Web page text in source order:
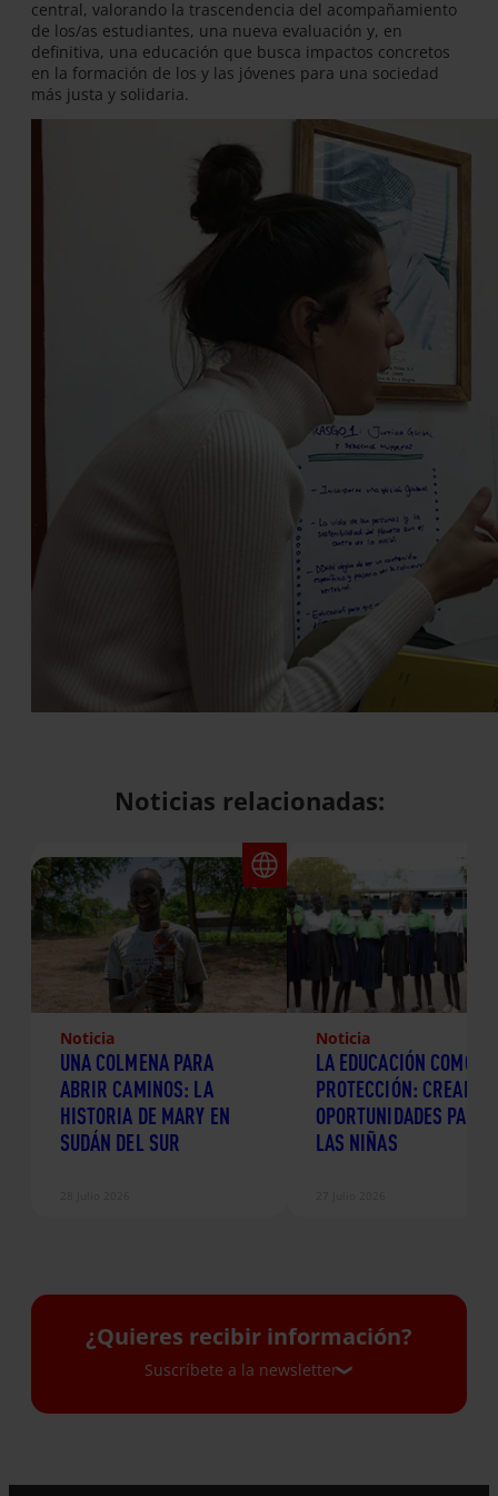
central, valorando la trascendencia del acompañamiento
de los/as estudiantes, una nueva evaluación y, en
definitiva, una educación que busca impactos concretos
en la formación de los y las jóvenes para una sociedad
más justa y solidaria.
Noticias relacionadas:
Noticia
UNA COLMENA PARA
ABRIR CAMINOS: LA
HISTORIA DE MARY EN
SUDÁN DEL SUR
Noticia
LA EDUCACIÓN COMO
PROTECCIÓN: CREANDO
OPORTUNIDADES PARA
LAS NIÑAS
¿Quieres recibir información?
Suscríbete a la newsletter